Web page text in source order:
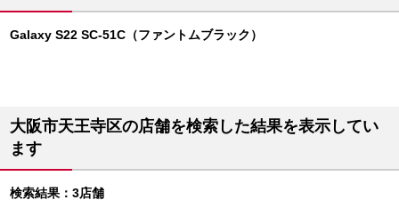
Galaxy S22 SC-51C（ファントムブラック）
大阪市天王寺区の店舗を検索した結果を表示してい
ます
検索結果：3店舗